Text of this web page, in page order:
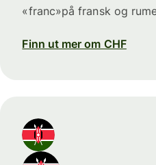
«franc»på fransk og
Finn ut mer om CHF